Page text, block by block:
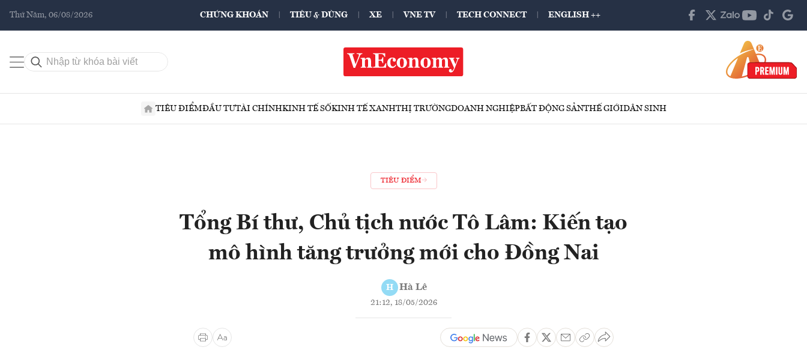
Thứ Năm, 06/08/2026 CHỨNG KHOÁN TIÊU & DÙNG XE VNE TV TECH CONNECT ENGLISH ++
TIÊU ĐIỂMĐẦU TƯTÀI CHÍNHKINH TẾ SỐKINH TẾ XANHTHỊ TRƯỜNGDOANH NGHIỆPBẤT ĐỘNG SẢNTHẾ GIỚIDÂN SINH
TIÊU ĐIỂM
Tổng Bí thư, Chủ tịch nước Tô Lâm: Kiến tạo
mô hình tăng trưởng mới cho Đồng Nai
H Hà Lê
21:12, 18/05/2026